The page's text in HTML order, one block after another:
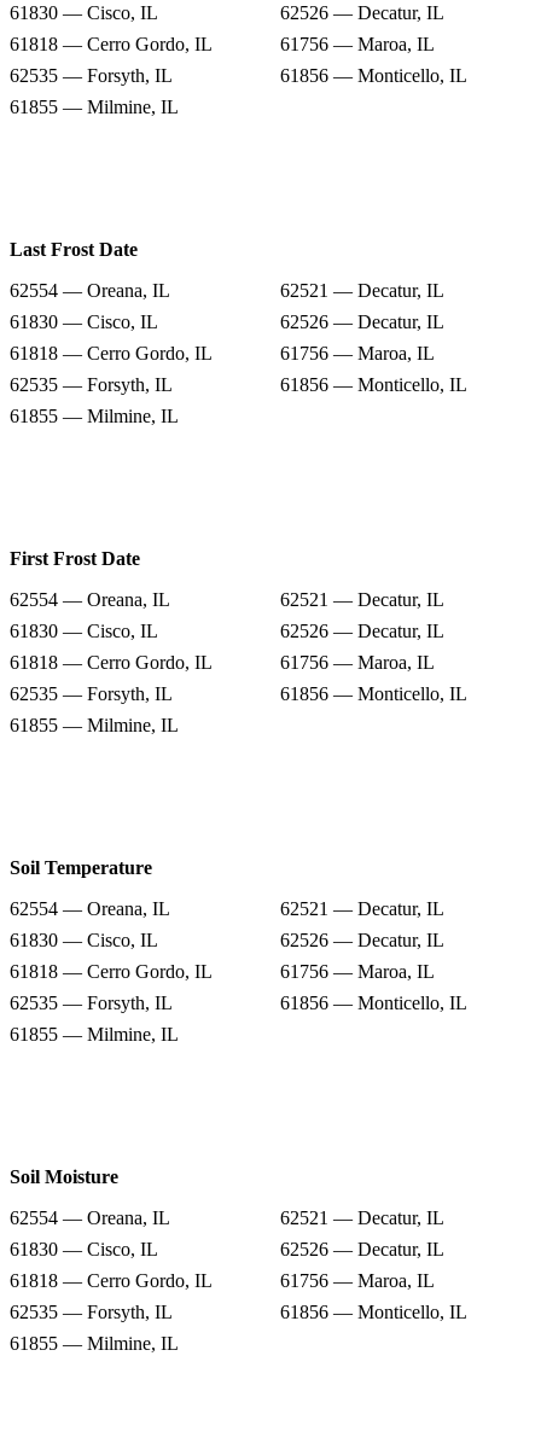
61830 — Cisco, IL
62526 — Decatur, IL
61818 — Cerro Gordo, IL
61756 — Maroa, IL
62535 — Forsyth, IL
61856 — Monticello, IL
61855 — Milmine, IL
Last Frost Date
62554 — Oreana, IL
62521 — Decatur, IL
61830 — Cisco, IL
62526 — Decatur, IL
61818 — Cerro Gordo, IL
61756 — Maroa, IL
62535 — Forsyth, IL
61856 — Monticello, IL
61855 — Milmine, IL
First Frost Date
62554 — Oreana, IL
62521 — Decatur, IL
61830 — Cisco, IL
62526 — Decatur, IL
61818 — Cerro Gordo, IL
61756 — Maroa, IL
62535 — Forsyth, IL
61856 — Monticello, IL
61855 — Milmine, IL
Soil Temperature
62554 — Oreana, IL
62521 — Decatur, IL
61830 — Cisco, IL
62526 — Decatur, IL
61818 — Cerro Gordo, IL
61756 — Maroa, IL
62535 — Forsyth, IL
61856 — Monticello, IL
61855 — Milmine, IL
Soil Moisture
62554 — Oreana, IL
62521 — Decatur, IL
61830 — Cisco, IL
62526 — Decatur, IL
61818 — Cerro Gordo, IL
61756 — Maroa, IL
62535 — Forsyth, IL
61856 — Monticello, IL
61855 — Milmine, IL